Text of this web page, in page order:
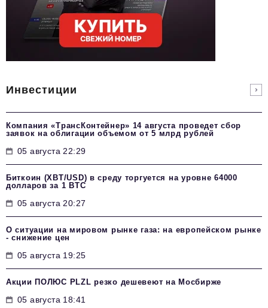
Инвестиции
Компания «ТрансКонтейнер» 14 августа проведет сбор
заявок на облигации объемом от 5 млрд рублей
05 августа 22:29
Биткоин (XBT/USD) в среду торгуется на уровне 64000
долларов за 1 BTC
05 августа 20:27
О ситуации на мировом рынке газа: на европейском рынке
- снижение цен
05 августа 19:25
Акции ПОЛЮС PLZL резко дешевеют на Мосбирже
05 августа 18:41